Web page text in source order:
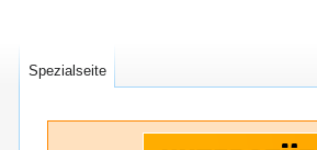
Spezialseite